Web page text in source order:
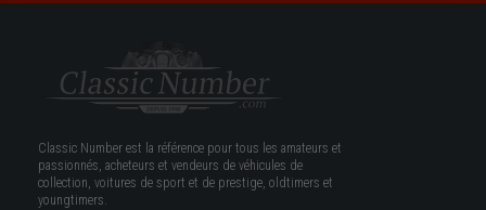
Classic Number est la référence pour tous les amateurs et
passionnés, acheteurs et vendeurs de véhicules de
collection, voitures de sport et de prestige, oldtimers et
youngtimers.